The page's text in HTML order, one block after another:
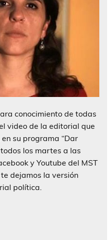
conocimiento de todas
video de la editorial que
su programa “Dar
los martes a las
y Youtube del MST
dejamos la versión
política.